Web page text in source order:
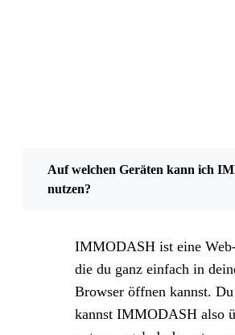
Auf welchen Geräten kann ich
nutzen?
IMMODASH ist eine
die du ganz einfach in
Browser öffnen kannst. Du
kannst IMMODASH also